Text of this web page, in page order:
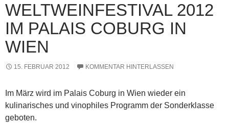
WELTWEINFESTIVAL 2012
IM PALAIS COBURG IN
WIEN
15. FEBRUAR 2012 KOMMENTAR HINTERLASSEN
Im März wird im Palais Coburg in Wien wieder ein
kulinarisches und vinophiles Programm der Sonderklasse
geboten.